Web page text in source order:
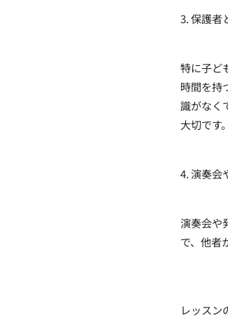
3. 保護者
特に子ど
時間を持
識がなく
大切です
4. 演奏会
演奏会や
で、他者
レッスン